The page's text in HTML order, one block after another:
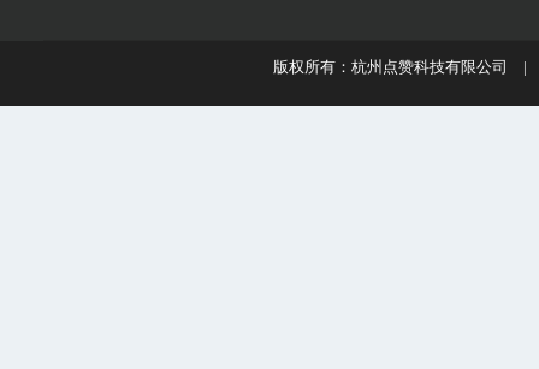
版权所有：杭州点赞科技有限公司